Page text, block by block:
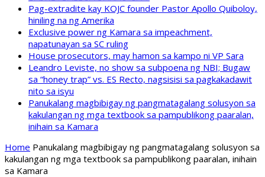
Pag-extradite kay KOJC founder Pastor Apollo Quiboloy,
hiniling na ng Amerika
Exclusive power ng Kamara sa impeachment,
napatunayan sa SC ruling
House prosecutors, may hamon sa kampo ni VP Sara
Leandro Leviste, no show sa subpoena ng NBI; Bugaw
sa “honey trap” vs. ES Recto, nagsisisi sa pagkakadawit
nito sa isyu
Panukalang magbibigay ng pangmatagalang solusyon sa
kakulangan ng mga textbook sa pampublikong paaralan,
inihain sa Kamara
Home Panukalang magbibigay ng pangmatagalang solusyon sa
kakulangan ng mga textbook sa pampublikong paaralan, inihain
sa Kamara